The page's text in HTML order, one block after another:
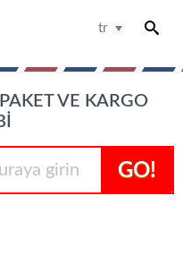
tr
VE KARGO
GO!